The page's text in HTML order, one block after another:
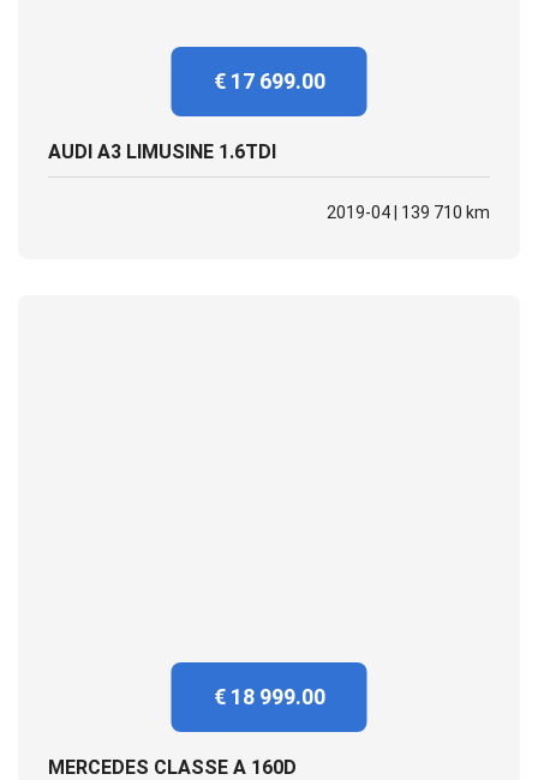
€ 17 699.00
AUDI A3 LIMUSINE 1.6TDI
2019-04 | 139 710 km
€ 18 999.00
MERCEDES CLASSE A 160D